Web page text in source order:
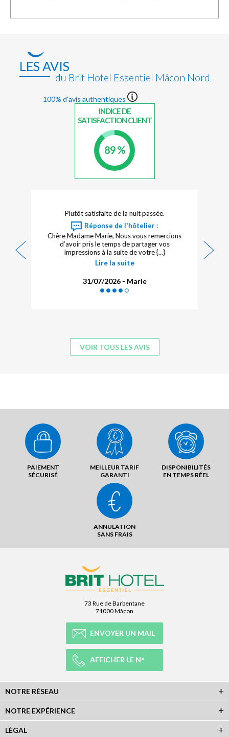
LES AVIS
du Brit Hotel Essentiel Mâcon Nord
100% d'avis authentiques
INDICE DE
SATISFACTION CLIENT
89 %
Plutôt satisfaite de la nuit passée.
Réponse de l'hôtelier :
Chère Madame Marie, Nous vous remercions
d’avoir pris le temps de partager vos
impressions à la suite de votre {...}
Lire la suite
31/07/2026 - Marie
VOIR TOUS LES AVIS
PAIEMENT
SÉCURISÉ
MEILLEUR TARIF
GARANTI
DISPONIBILITÉS
EN TEMPS RÉEL
ANNULATION
SANS FRAIS
73 Rue de Barbentane
71000 Mâcon
ENVOYER UN MAIL
AFFICHER LE N°
NOTRE RÉSEAU
NOTRE EXPÉRIENCE
LÉGAL